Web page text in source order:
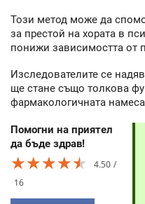
Този метод може да
за престой на хората в
понижи зависимостта от
Изследователите се
ще стане също толкова
фармакологичната
Помогни на приятел
да бъде здрав!
★★★★★
★★★★★
★★★★★
4.50
16